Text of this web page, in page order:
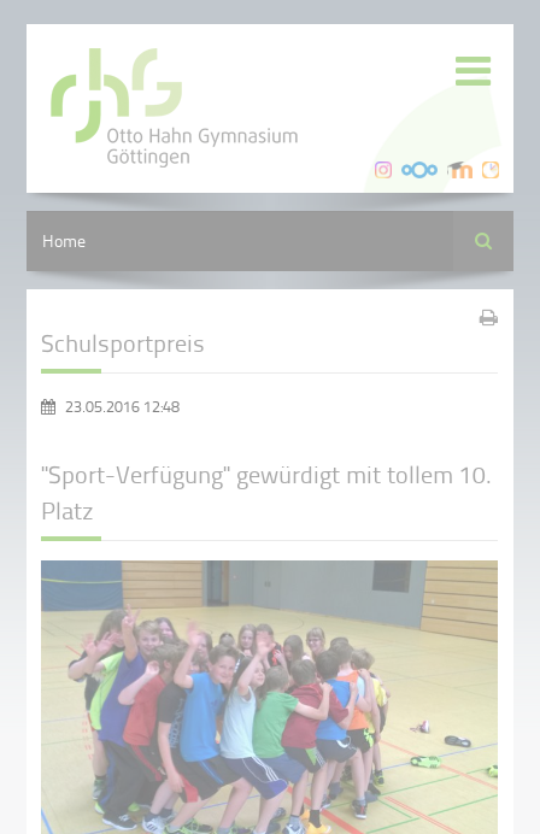
Home Suche
Schulsportpreis
23.05.2016 12:48
"Sport-Verfügung" gewürdigt mit tollem 10.
Platz